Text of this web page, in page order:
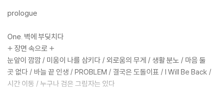
prologue
One. 벽에 부딪치다
+ 장면 속으로 +
눈앞이 깜깜 / 미움이 나를 삼키다 / 외로움의 무게 / 생활 분노 / 마음 둘
곳 없다 / 바늘 끝 인생 / PROBLEM / 결국은 도돌이표 / I Will Be Back /
시간 이동 / 누구나 검은 그림자는 있다